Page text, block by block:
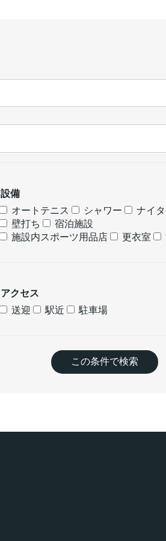
設備
オートテニス
シャワー
ナイ
壁打ち
宿泊施設
施設内スポーツ用品店
更衣室
アクセス
送迎
駅近 駐車場